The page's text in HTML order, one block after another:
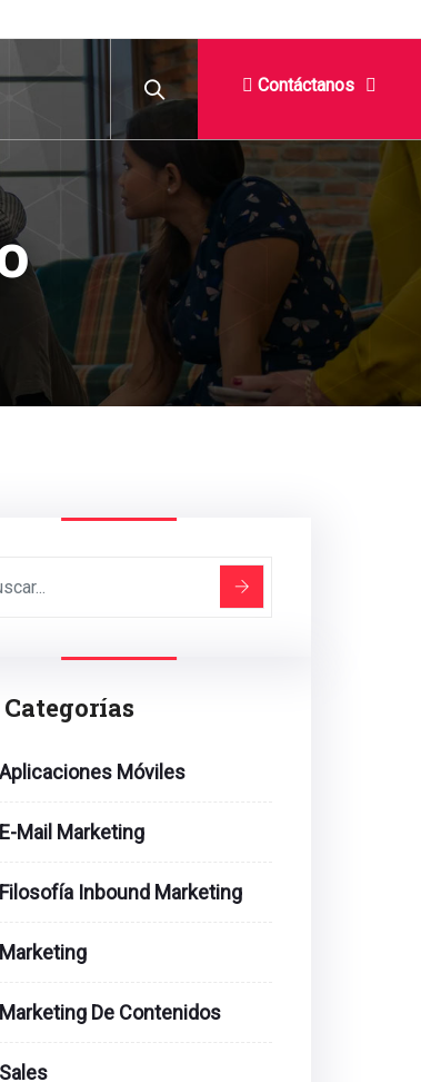
Contáctanos
Categorías
Aplicaciones Móviles
E-Mail Marketing
Filosofía Inbound Marketing
Marketing
Marketing De Contenidos
Sales